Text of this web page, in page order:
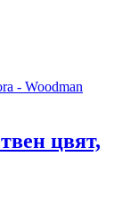
цвят,